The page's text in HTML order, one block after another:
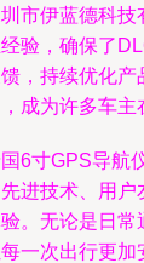
市伊蓝德科技
验，确保了
，持续优化产
成为许多车主
6寸GPS导航
进技术、用户
。无论是日常
一次出行更加